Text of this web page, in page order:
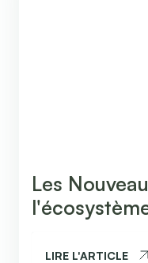
Les
LIRE L'ARTICLE